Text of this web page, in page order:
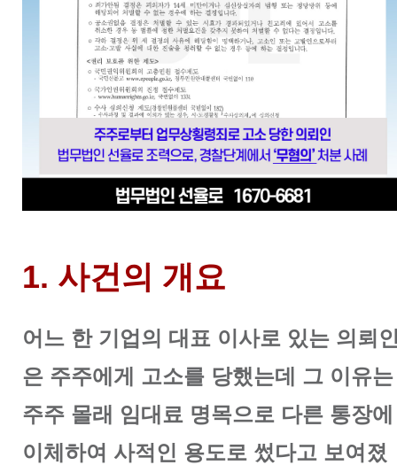
1. 사건의 개요
어느 한 기업의 대표 이사로 있는 의뢰
은 주주에게 고소를 당했는데 그 이유는
주주 몰래 임대료 명목으로 다른 통장에
이체하여 사적인 용도로 썼다고 보여졌